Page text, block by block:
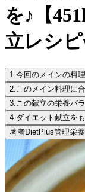
を♪【
立レシピ
1.今回のメインの料
2.このメイン料理に
3.この献立の栄養バ
4.ダイエット献立を
著者DietPlus管理栄